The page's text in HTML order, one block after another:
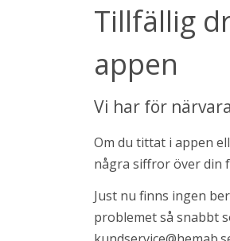
Tillfällig
appen
Vi har för
Om du tittat i appen
några siffror över din
Just nu finns ingen